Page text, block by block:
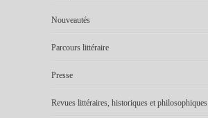
Nouveautés
Parcours littéraire
Presse
Revues littéraires, historiques et philosophiques